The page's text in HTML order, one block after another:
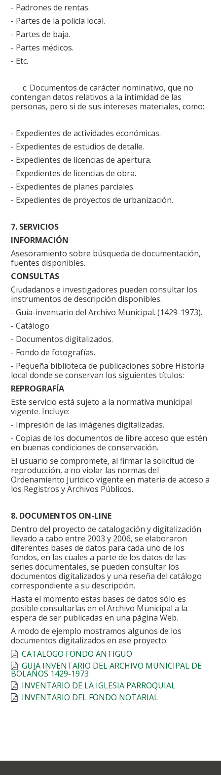
- Padrones de rentas.
- Partes de la policía local.
- Partes de baja.
- Partes médicos.
- Etc.
c. Documentos de carácter nominativo, que no
contengan datos relativos a la intimidad de las
personas, pero si de sus intereses materiales, como:
- Expedientes de actividades económicas.
- Expedientes de estudios de detalle.
- Expedientes de licencias de apertura.
- Expedientes de licencias de obra.
- Expedientes de planes parciales.
- Expedientes de proyectos de urbanización.
7. SERVICIOS
INFORMACIÓN
Asesoramiento sobre búsqueda de documentación,
fuentes disponibles.
CONSULTAS
Ciudadanos e investigadores pueden consultar los
instrumentos de descripción disponibles.
- Guía-inventario del Archivo Municipal. (1429-1973).
- Catálogo.
- Documentos digitalizados.
- Fondo de fotografías.
- Pequeña biblioteca de publicaciones sobre Historia
local donde se conservan los siguientes títulos:
REPROGRAFÍA
Este servicio está sujeto a la normativa municipal
vigente. Incluye:
- Impresión de las imágenes digitalizadas.
- Copias de los documentos de libre acceso que estén
en buenas condiciones de conservación.
El usuario se compromete, al firmar la solicitud de
reproducción, a no violar las normas del
Ordenamiento Jurídico vigente en materia de acceso a
los Registros y Archivos Públicos.
8. DOCUMENTOS ON-LINE
Dentro del proyecto de catalogación y digitalización
llevado a cabo entre 2003 y 2006, se elaboraron
diferentes bases de datos para cada uno de los
fondos, en las cuales a parte de los datos de las
series documentales, se pueden consultar los
documentos digitalizados y una reseña del catálogo
correspondiente a su descripción.
Hasta el momento estas bases de datos sólo es
posible consultarlas en el Archivo Municipal a la
espera de ser publicadas en una página Web.
A modo de ejemplo mostramos algunos de los
documentos digitalizados en ese proyecto:
CATALOGO FONDO ANTIGUO
GUIA INVENTARIO DEL ARCHIVO MUNICIPAL DE
BOLAÑOS 1429-1973
INVENTARIO DE LA IGLESIA PARROQUIAL
INVENTARIO DEL FONDO NOTARIAL